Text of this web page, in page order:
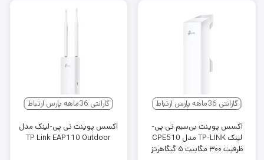
است. همچنین پشتیبانی از
یکی دیگر از مزایای این مدل، امکان مدیریت متمرکز از طریق
Omadaاست که به مدیران شبکه اجازه می‌دهد چندین اکسس پوینت
گزینه‌ای اقتصادی و کارآمد برای گسترش پوشش وای‌فای در شبکه‌های
گارانتی 36ماهه پارس ارتباط
اکسس پوینت بی‌سیم تی پی-
لینک TP-LINK مدل CPE510
ظرفیت ۳۰۰ مگابیت ۵ گیگاهرتز
گارانتی 36ماهه پارس ارتباط
اکسس پوینت تی پی-لینک مدل
TP Link EAP110 Outdoor